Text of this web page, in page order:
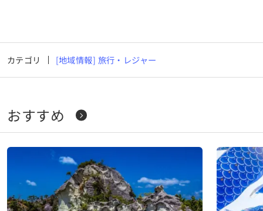
カテゴリ [地域情報] 旅行・レジャー
おすすめ